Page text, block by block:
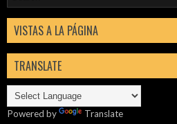
VISTAS A LA PÁGINA
TRANSLATE
Powered by Translate